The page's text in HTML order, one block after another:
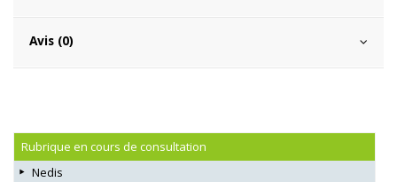
Avis (0)
Rubrique en cours de consultation
Nedis